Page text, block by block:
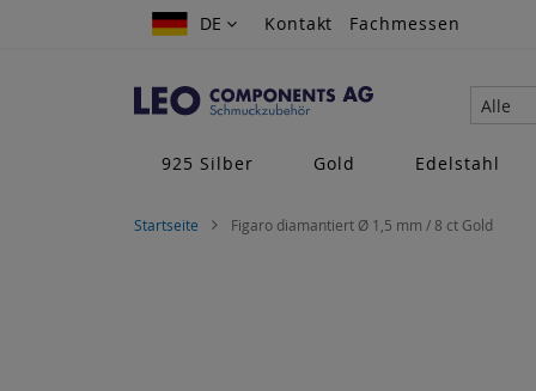
Zum
DE
DE Kontakt Fachmessen
Alle
925 Silber
Gold Edelstahl
Startseite Figaro diamantiert Ø 1,5 mm / 8 ct Gold